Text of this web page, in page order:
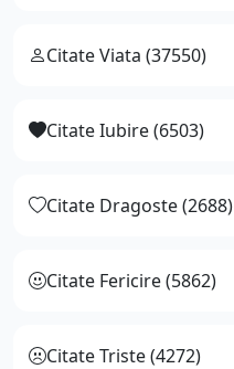
Citate Viata (37550)
Citate Iubire (6503)
Citate Dragoste (2688)
Citate Fericire (5862)
Citate Triste (4272)